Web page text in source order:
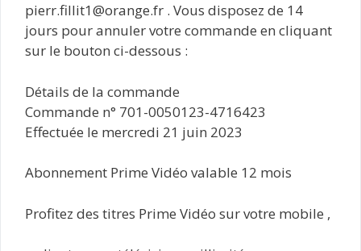
pierr.fillit1@orange.fr . Vous disposez de 14
jours pour annuler votre commande en cliquant
sur le bouton ci-dessous :
Détails de la commande
Commande n° 701-0050123-4716423
Effectuée le mercredi 21 juin 2023
Abonnement Prime Vidéo valable 12 mois
Profitez des titres Prime Vidéo sur votre mobile ,